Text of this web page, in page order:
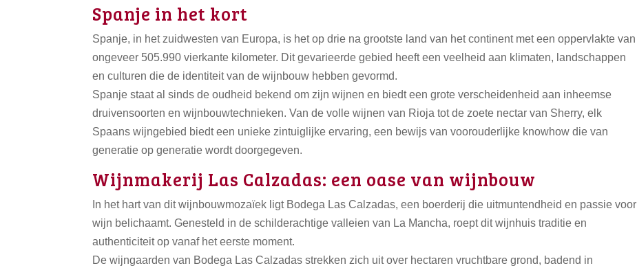
Spanje in het kort
Spanje, in het zuidwesten van Europa, is het op drie na grootste land van het continent met een oppervlakte van
ongeveer 505.990 vierkante kilometer. Dit gevarieerde gebied heeft een veelheid aan klimaten, landschappen
en culturen die de identiteit van de wijnbouw hebben gevormd.
Spanje staat al sinds de oudheid bekend om zijn wijnen en biedt een grote verscheidenheid aan inheemse
druivensoorten en wijnbouwtechnieken. Van de volle wijnen van Rioja tot de zoete nectar van Sherry, elk
Spaans wijngebied biedt een unieke zintuiglijke ervaring, een bewijs van voorouderlijke knowhow die van
generatie op generatie wordt doorgegeven.
Wijnmakerij Las Calzadas: een oase van wijnbouw
In het hart van dit wijnbouwmozaïek ligt Bodega Las Calzadas, een boerderij die uitmuntendheid en passie voor
wijn belichaamt. Genesteld in de schilderachtige valleien van La Mancha, roept dit wijnhuis traditie en
authenticiteit op vanaf het eerste moment.
De wijngaarden van Bodega Las Calzadas strekken zich uit over hectaren vruchtbare grond, badend in